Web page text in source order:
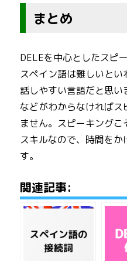
まとめ
DELEを中心としたスピ
スペイン語は難しいと
話しやすい言語だと思
などがわからなければ
ません。スピーキング
スキルなので、時間を
す。
関連記事: